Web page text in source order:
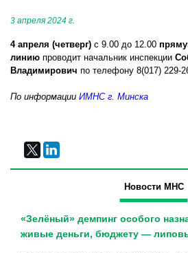
3 апреля 2024 г.
4 апреля (четверг) с 9.00 до 12.00
линию проводит начальник инспекции
Владимирович по телефону 8(017) 229-
По информации ИМНС г. Минска
Новости МНС
«Зелёный» демпинг особого
живые деньги, бюджету —